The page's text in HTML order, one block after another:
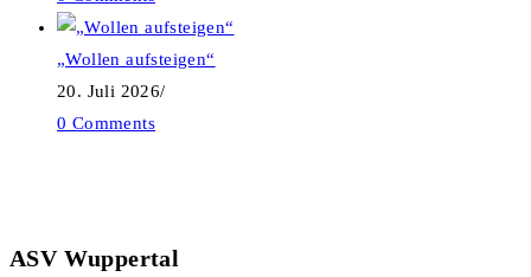
„Wollen aufsteigen“
20. Juli 2026/
0 Comments
ASV Wuppertal